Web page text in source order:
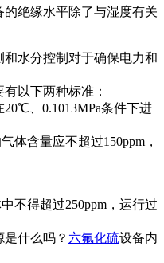
绝缘水平除了与湿度有关
水分控制对于确保电力和
以下两种标准：
、0.1013MPa条件下进
体含量应不超过150ppm，
不得超过250ppm，运行过
什么吗？ 六氟化硫设备内